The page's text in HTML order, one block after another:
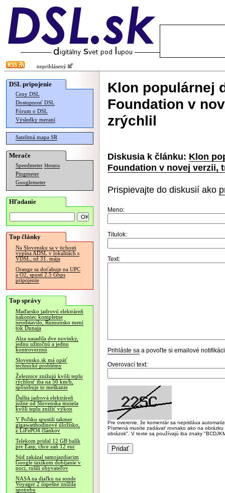
neprihlásený
DSL pripojenie
Ceny DSL
Dostupnosť DSL
Fórum o DSL
Výsledky meraní
Satelitná mapa SR
Merače
Speedmeter Merania
Pingmeter
Googlemeter
Hľadanie
Top články
Na Slovensku sa v tichosti
vypína ADSL v lokalitách s
VDSL, už 31. mája
Orange sa doťahuje na UPC
a O2, spustí 2.5 Gbps
pripojenie
Top správy
Maďarsko jadrovú elektráreň
nakoniec kompletne
neodstavilo, Rumunsko mení
tok Dunaja
Alza nasadila dve novinky,
jednu užitočnú a jednu
kontroverznú
Slovensko.sk má opäť
technické problémy
Železnice znižujú kvôli teplu
rýchlosť iba na 50 km/h,
spôsobuje to meškanie
Ďalšia jadrová elektráreň
južne od Slovenska musela
kvôli teplu znížiť výkon
V Poľsku spustili takmer
gigawatthodinové úložisko,
z LiFePO4 článkov
Telekom pridal 12 GB balík
pre Easy, chce zaň 12 eur
Súd zakázal samojazdiacim
Google taxíkom dobíjanie v
noci, rušili obyvateľov
NASA na diaľku na sonde
Voyager 2 úspešne znížila
spotrebu
Klon populárnej
Foundation v
zrýchlil
Diskusia k článku: Klon
Foundation v novej verzii,
Prispievajte do diskusií ako
Meno:
Titulok:
Text:
Prihláste sa a povoľte si emailové
Overovací text:
Pre overenie, že komentár sa nepridáva
Písmená musíte zadávať rovnako ako na
obrázok". V texte sa používajú iba znaky